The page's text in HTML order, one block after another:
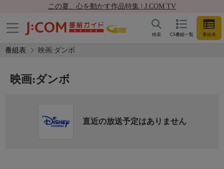
この夏、心を動かす作品特集 | J:COM TV
CS番組一覧 番組表
検索
番組表 映画:ダンボ
映画:ダンボ
直近の放送予定はありません